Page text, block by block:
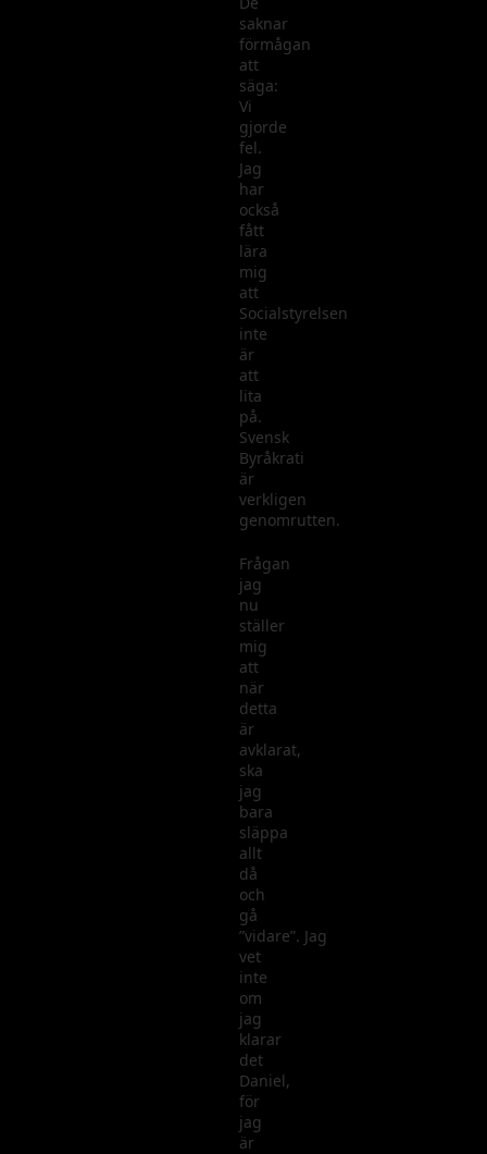
saknar
förmågan
att
säga:
Vi
gjorde
fel.
Jag
har
också
fått
lära
mig
att
Socialstyrelsen
inte
är
att
lita
på.
Svensk
Byråkrati
är
verkligen
genomrutten.
Frågan
jag
nu
ställer
mig
att
när
detta
är
avklarat,
ska
jag
bara
släppa
allt
då
och
gå
”vidare”. Jag
vet
inte
om
jag
klarar
det
Daniel,
för
jag
är